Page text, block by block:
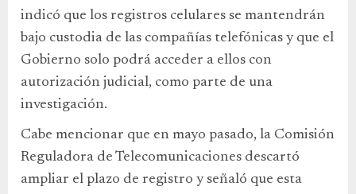
indicó que los registros celulares se mantendrán
bajo custodia de las compañías telefónicas y que el
Gobierno solo podrá acceder a ellos con
autorización judicial, como parte de una
investigación.
Cabe mencionar que en mayo pasado, la Comisión
Reguladora de Telecomunicaciones descartó
ampliar el plazo de registro y señaló que esta